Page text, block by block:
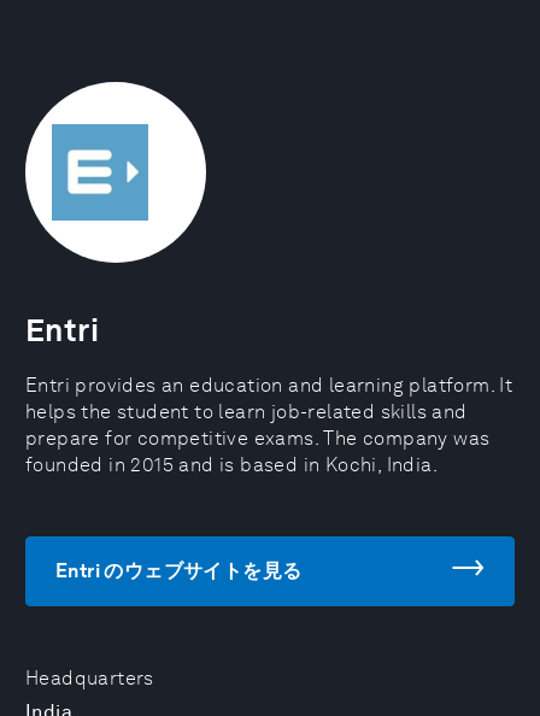
Headquarters
Entri
Entri provides an education and learning platform. It
helps the student to learn job-related skills and
prepare for competitive exams. The company was
founded in 2015 and is based in Kochi, India.
Entri のウェブサイトを見る